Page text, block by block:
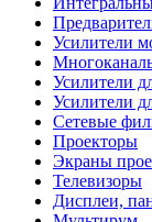
Усилители
Усилители
Усилители
Сетевые
Проекторы
Экраны
Телевизоры
Дисплеи,